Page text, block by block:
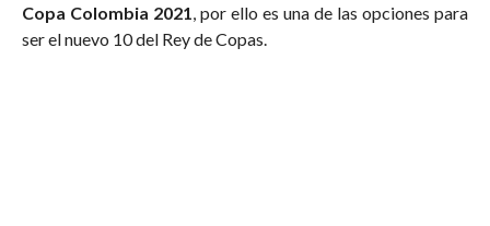
Copa Colombia 2021, por ello es una de las opciones para
ser el nuevo 10 del Rey de Copas.